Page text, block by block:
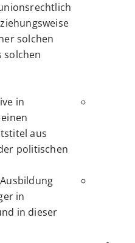
solchen
solchen
in
aus
politischen
in
in dieser